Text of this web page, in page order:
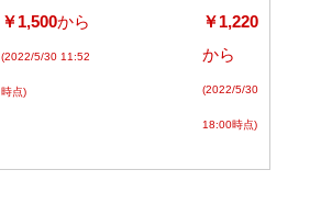
￥1,500から
(2022/5/30 11:52
時点)
￥1,220
から
(2022/5/30
18:00時点)